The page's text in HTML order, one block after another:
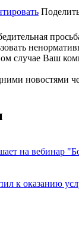
случае Ваш
новостями
на вебинар
к оказанию